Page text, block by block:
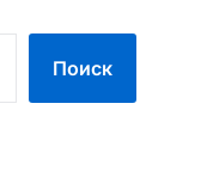
Поиск